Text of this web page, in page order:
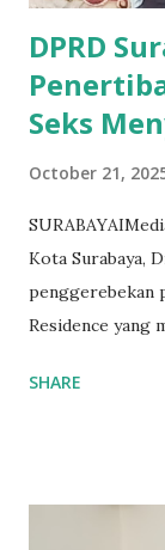
daerah yang
DPRD
Seks
October 21,
Kota Surabaya,
penggerebekan
Residence yang
kesehatan
berpotensi
SHARE